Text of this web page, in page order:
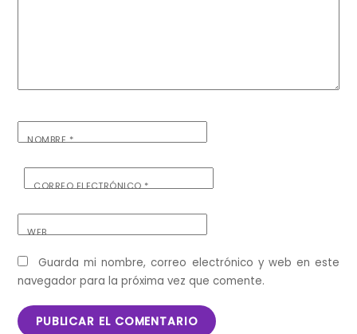
NOMBRE*
CORREO ELECTRÓNICO*
WEB
Guarda mi nombre, correo electrónico y web en este
navegador para la próxima vez que comente.